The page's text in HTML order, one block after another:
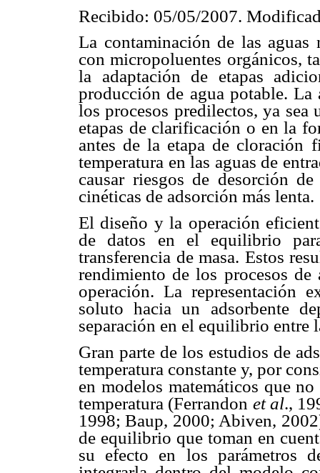
Recibido: 05/05/2007.
La contaminación de las aguas
con micropoluentes orgánicos,
la adaptación de etapas
producción de agua potable.
los procesos predilectos, ya
etapas de clarificación o en la
antes de la etapa de cloración
temperatura en las aguas de
causar riesgos de desorción
cinéticas de adsorción más lenta.
El diseño y la operación
de datos en el equilibrio
transferencia de masa. Estos
rendimiento de los procesos
operación. La representación
soluto hacia un adsorbente
separación en el equilibrio entre
Gran parte de los estudios de
temperatura constante y, por
en modelos matemáticos que
temperatura (Ferrandon et al.,
1998; Baup, 2000; Abiven,
de equilibrio que toman en
su efecto en los parámetros